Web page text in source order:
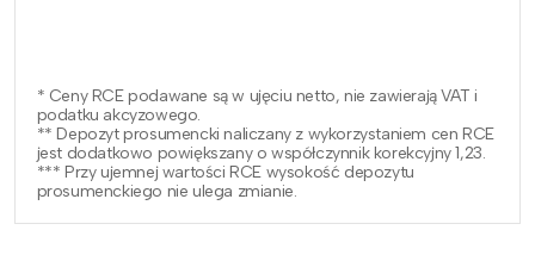
* Ceny RCE podawane są w ujęciu netto, nie zawierają VAT i
podatku akcyzowego.
** Depozyt prosumencki naliczany z wykorzystaniem cen RCE
jest dodatkowo powiększany o współczynnik korekcyjny 1,23.
*** Przy ujemnej wartości RCE wysokość depozytu
prosumenckiego nie ulega zmianie.